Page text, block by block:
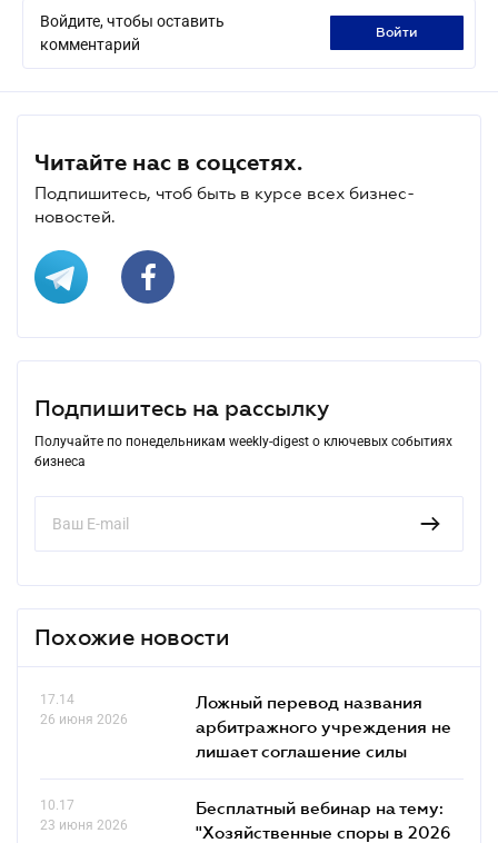
Войдите, чтобы оставить
комментарий
войти
Читайте нас в соцсетях.
Подпишитесь, чтоб быть в курсе всех бизнес-
новостей.
Подпишитесь на рассылку
Получайте по понедельникам weekly-digest о ключевых событиях
бизнеса
Похожие новости
17.14
26 июня 2026
Ложный перевод названия
арбитражного учреждения не
лишает соглашение силы
10.17
23 июня 2026
Бесплатный вебинар на тему:
"Хозяйственные споры в 2026